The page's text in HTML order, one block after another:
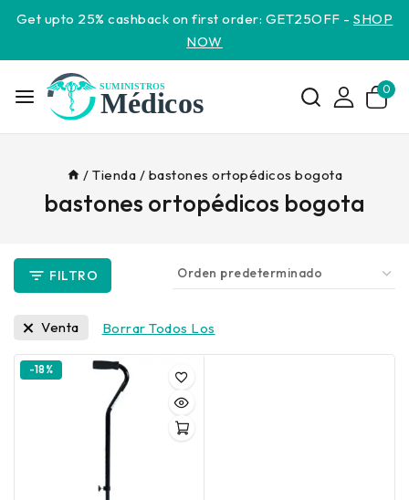
Get upto 25% cashback on first order: GET25OFF -SHOP
NOW
0
/ Tienda / bastones ortopédicos bogota
bastones ortopédicos bogota
FILTRO
Venta Borrar Todos Los
-18%